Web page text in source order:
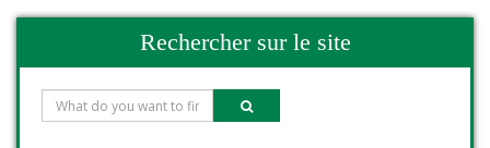
Rechercher sur le site